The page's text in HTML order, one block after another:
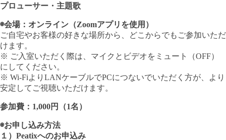
プロューサー・主題歌
◉会場：オンライン（Zoomアプリを使用）
ご自宅やお客様の好きな場所から、どこからでもご参加いただ
けます。
※ ご入室いただく際は、マイクとビデオをミュート（OFF）
にしてください。
※ Wi-FiよりLANケーブルでPCにつないでいただく方が、より
安定してご視聴いただけます。
参加費：1,000円（1名）
◉お申し込み方法
１）Peatixへのお申込み